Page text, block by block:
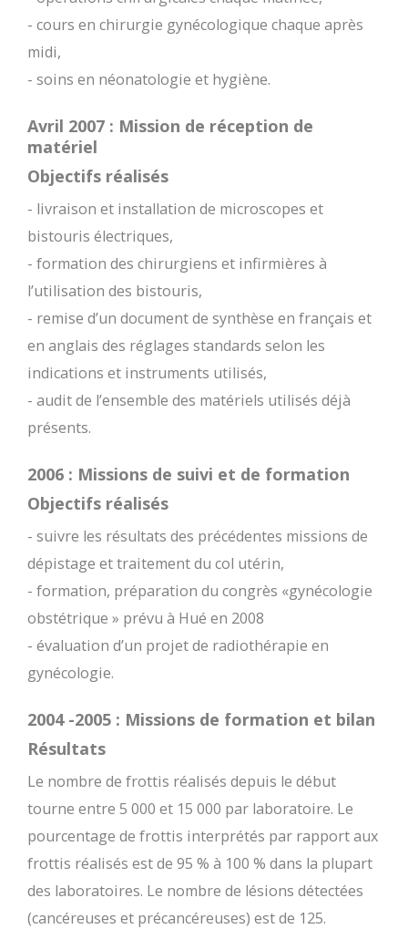
- cours en chirurgie gynécologique chaque après
midi,
- soins en néonatologie et hygiène.
Avril 2007 : Mission de réception de
matériel
Objectifs réalisés
- livraison et installation de microscopes et
bistouris électriques,
- formation des chirurgiens et infirmières à
l’utilisation des bistouris,
- remise d’un document de synthèse en français et
en anglais des réglages standards selon les
indications et instruments utilisés,
- audit de l’ensemble des matériels utilisés déjà
présents.
2006 : Missions de suivi et de formation
Objectifs réalisés
- suivre les résultats des précédentes missions de
dépistage et traitement du col utérin,
- formation, préparation du congrès «gynécologie
obstétrique » prévu à Hué en 2008
- évaluation d’un projet de radiothérapie en
gynécologie.
2004 -2005 : Missions de formation et bilan
Résultats
Le nombre de frottis réalisés depuis le début
tourne entre 5 000 et 15 000 par laboratoire. Le
pourcentage de frottis interprétés par rapport aux
frottis réalisés est de 95 % à 100 % dans la plupart
des laboratoires. Le nombre de lésions détectées
(cancéreuses et précancéreuses) est de 125.